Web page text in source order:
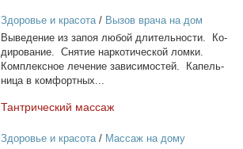
Здоровье и красота/ Вызов врача на дом
Вы­ве­де­ние из за­поя лю­бой дли­тель­но­сти. Ко­
ди­ро­ва­ние. Сня­тие нар­ко­ти­че­ской лом­ки.
Ком­плекс­ное ле­че­ние за­ви­си­мо­стей. Ка­пель­
ни­ца в ком­форт­ных...
Тан­три­че­ский мас­саж
Здоровье и красота/ Массаж на дому